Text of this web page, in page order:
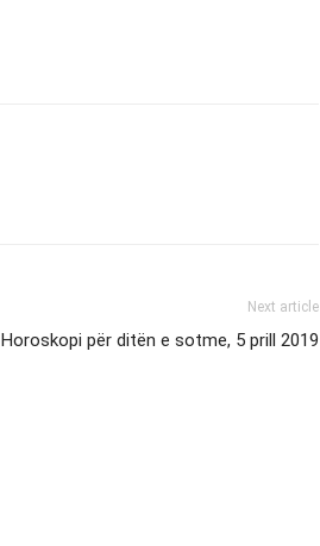
Next article
Horoskopi për ditën e sotme, 5 prill 2019